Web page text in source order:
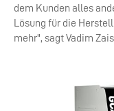
dem Kunden alles
Lösung für die
mehr", sagt Vadim